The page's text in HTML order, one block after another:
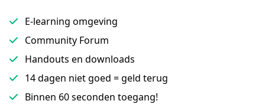
E-learning omgeving
Community Forum
Handouts en downloads
14 dagen niet goed = geld terug
Binnen 60 seconden toegang!